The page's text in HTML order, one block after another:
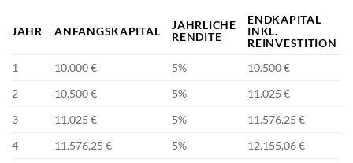
JAHR ANFANGSKAPITAL
JÄHRLICHE
RENDITE
ENDKAPITAL
INKL.
REINVESTITION
1
10.000 € 5%
10.500 €
2
10.500 € 5%
11.025 €
3
11.025 € 5%
11.576,25 €
4
11.576,25 € 5%
12.155,06 €